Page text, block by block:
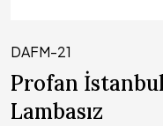
DAFM-21
Profan
Lambasız